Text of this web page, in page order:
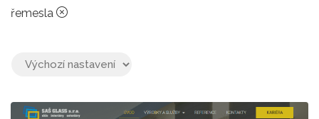
řemesla